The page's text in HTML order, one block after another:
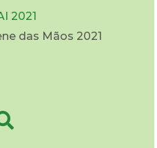
2021
das Mãos 2021